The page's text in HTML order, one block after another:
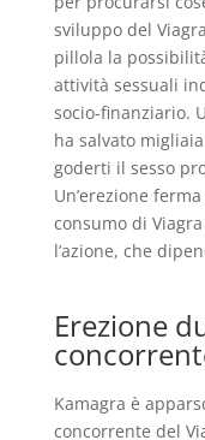
sviluppo del
pillola la
attività sessuali
socio-finanziario.
ha salvato
goderti il ​​sesso
Un’erezione
consumo di
l’azione, che
Erezione
Kamagra è
concorrente del